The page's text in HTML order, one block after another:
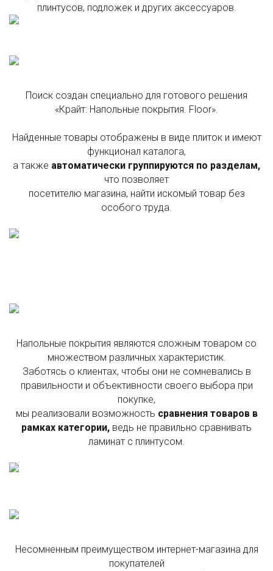
плинтусов, подложек и других аксессуаров.
Поиск создан специально для готового решения
«Крайт: Напольные покрытия. Floor».
Найденные товары отображены в виде плиток и имеют
функционал каталога,
а также автоматически группируются по разделам,
что позволяет
посетителю магазина, найти искомый товар без
особого труда.
Напольные покрытия являются сложным товаром со
множеством различных характеристик.
Заботясь о клиентах, чтобы они не сомневались в
правильности и объективности своего выбора при
покупке,
мы реализовали возможность сравнения товаров в
рамках категории, ведь не правильно сравнивать
ламинат с плинтусом.
Несомненным преимуществом интернет-магазина для
покупателей